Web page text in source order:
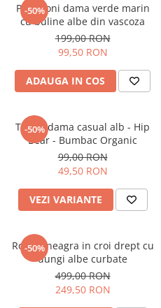
-50%
Pantaloni dama verde marin
cu buline albe din vascoza
199,00 RON
99,50 RON
ADAUGA IN COS
-50%
Tricou dama casual alb - Hip
Bear - Bumbac Organic
99,00 RON
49,50 RON
VEZI VARIANTE
-50%
Rochie neagra in croi drept cu
dungi albe curbate
499,00 RON
249,50 RON